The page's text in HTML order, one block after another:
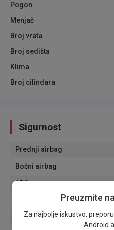
Pogon
Menjač
Broj vrata
Broj sedišta
Klima
Broj cilindara
Sigurnost
Prednji airbag
Bočni airbag
ABS
ASR
Preuzmite
Za najbolje iskustvo,
Android